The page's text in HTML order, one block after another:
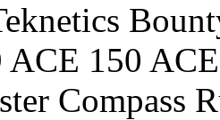
150
Compass